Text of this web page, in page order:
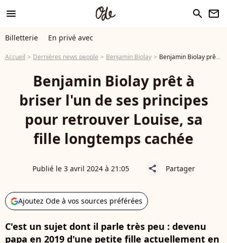
menu search newsletter
Billetterie En privé avec
Accueil Dernières news people Benjamin Biolay Benjamin Biolay prêt à briser l'un de ses principes pour retrouver Louise, sa fille longtemps cachée
Benjamin Biolay prêt à
briser l'un de ses principes
pour retrouver Louise, sa
fille longtemps cachée
Publié le 3 avril 2024 à 21:05 share Partager
Ajoutez Ode à vos sources préférées
C'est un sujet dont il parle très peu : devenu
papa en 2019 d'une petite fille actuellement en